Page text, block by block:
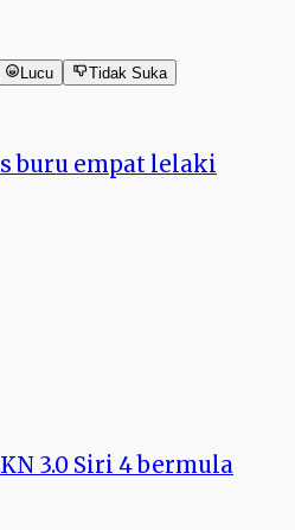
Lucu Tidak Suka
buru empat lelaki
3.0 Siri 4 bermula